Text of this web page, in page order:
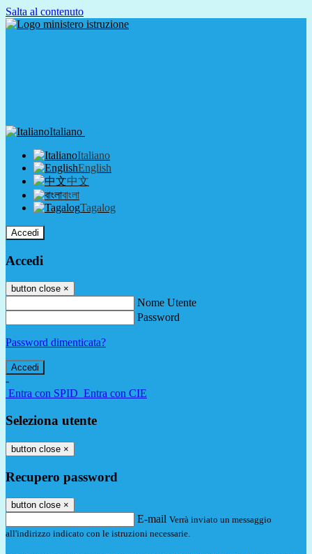
Salta al contenuto
Italiano
Italiano
English
中文
বাংলা
Tagalog
Accedi
Accedi
button close ×
Nome Utente
Password
Password dimenticata?
-
Entra con SPID Entra con CIE
Seleziona utente
button close ×
Recupero password
button close ×
E-mail Verrà inviato un messaggio
all'indirizzo indicato con le istruzioni necessarie.